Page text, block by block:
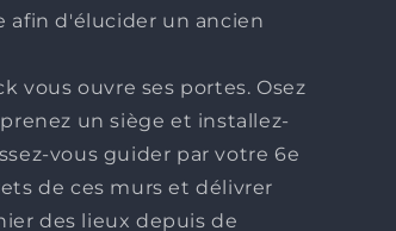
afin d'élucider un ancien
vous ouvre ses portes. Osez
un siège et installez-
vous guider par votre 6e
de ces murs et délivrer
des lieux depuis de